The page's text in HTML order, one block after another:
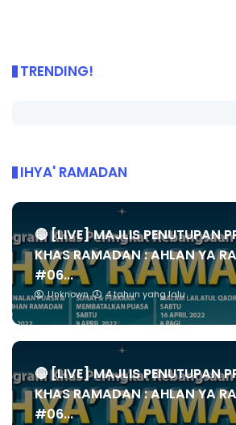
TRENDING!
IHYA' RAMADAN
🔴 [LIVE] MAJLIS PENUTUPAN
KHAS RAMADAN : AHLAN YA
#06...
Unknown 4 tahun yang lalu
🔴 [LIVE] MAJLIS PENUTUPAN
KHAS RAMADAN : AHLAN YA
#06...